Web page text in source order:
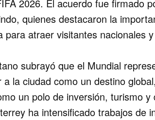
2026. El acuerdo fue firmado
quienes destacaron la
atraer visitantes nacionales
subrayó que el Mundial
la ciudad como un destino
un polo de inversión, turismo y
ha intensificado trabajos de